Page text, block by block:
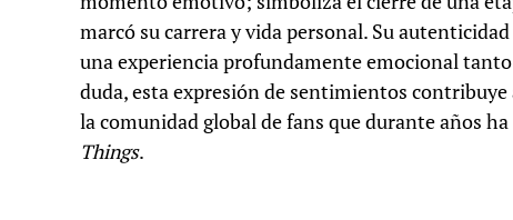
marcó su carrera y vida personal. Su
una experiencia profundamente emocional
duda, esta expresión de sentimientos
la comunidad global de fans que durante años
Things.